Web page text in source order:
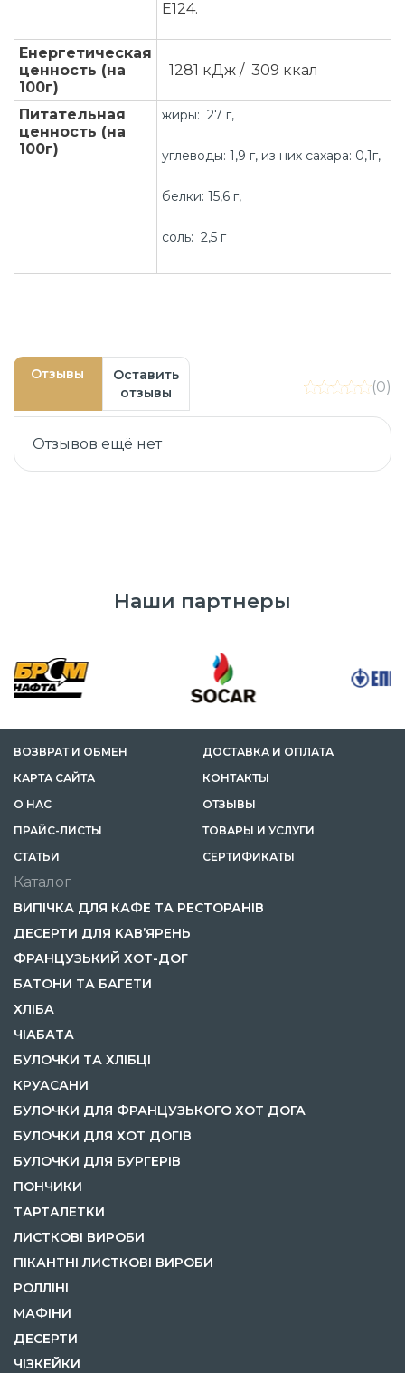
Е124.
Енергетическая
ценность (на
100г)
1281 кДж / 309 ккал
Питательная
ценность (на
100г)
жиры: 27 г,
углеводы: 1,9 г, из них сахара: 0,1г,
белки: 15,6 г,
соль: 2,5 г
Отзывы
Оставить
отзывы
(0)
Отзывов ещё нет
Наши партнеры
ВОЗВРАТ И ОБМЕН
ДОСТАВКА И ОПЛАТА
КАРТА САЙТА
КОНТАКТЫ
О НАС
ОТЗЫВЫ
ПРАЙС-ЛИСТЫ
ТОВАРЫ И УСЛУГИ
CТАТЬИ
СЕРТИФИКАТЫ
Каталог
ВИПІЧКА ДЛЯ КАФЕ ТА РЕСТОРАНІВ
ДЕСЕРТИ ДЛЯ КАВ’ЯРЕНЬ
ФРАНЦУЗЬКИЙ ХОТ-ДОГ
БАТОНИ ТА БАГЕТИ
ХЛІБА
ЧІАБАТА
БУЛОЧКИ ТА ХЛІБЦІ
КРУАСАНИ
БУЛОЧКИ ДЛЯ ФРАНЦУЗЬКОГО ХОТ ДОГА
БУЛОЧКИ ДЛЯ ХОТ ДОГІВ
БУЛОЧКИ ДЛЯ БУРГЕРІВ
ПОНЧИКИ
ТАРТАЛЕТКИ
ЛИСТКОВІ ВИРОБИ
ПІКАНТНІ ЛИСТКОВІ ВИРОБИ
РОЛЛІНІ
МАФІНИ
ДЕСЕРТИ
ЧІЗКЕЙКИ